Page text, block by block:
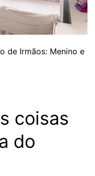
de Irmãos: Menino e
coisas
do